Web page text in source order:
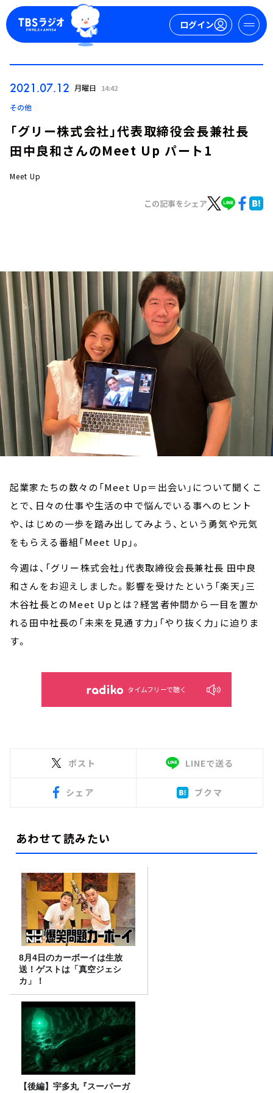
ログイン
お知らせ
イベント・グッズ
YouTube
会社情報
2021.07.12 月曜日 14:42
その他
「グリー株式会社」代表取締役会長兼社長
田中良和さんのMeet Up パート1
Meet Up
この記事をシェア
起業家たちの数々の「Meet Up＝出会い」について聞くこ
とで、日々の仕事や生活の中で悩んでいる事へのヒント
や、はじめの一歩を踏み出してみよう、という勇気や元気
をもらえる番組「Meet Up」。
今週は、「グリー株式会社」代表取締役会長兼社長 田中良
和さんをお迎えしました。影響を受けたという「楽天」三
木谷社長とのMeet Upとは？経営者仲間から一目を置か
れる田中社長の「未来を見通す力」「やり抜く力」に迫りま
す。
タイムフリーで聴く
ポスト LINEで送る
シェア ブクマ
あわせて読みたい
8月4日のカーボーイは生放
送！ゲストは「真空ジェシ
カ」！
【後編】宇多丸『スーパーガ